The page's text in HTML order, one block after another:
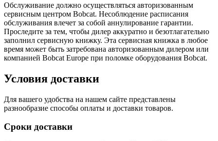
Обслуживание должно осуществляться авторизованным
сервисным центром Bobcat. Несоблюдение расписания
обслуживания влечет за собой аннулирование гарантии.
Проследите за тем, чтобы дилер аккуратно и безотлагательно
заполнил сервисную книжку. Эта сервисная книжка в любое
время может быть затребована авторизованным дилером или
компанией Bobcat Europe при поломке оборудования Bobcat.
Условия доставки
Для вашего удобства на нашем сайте представлены
разнообразие способы оплаты и доставки товаров.
Сроки доставки